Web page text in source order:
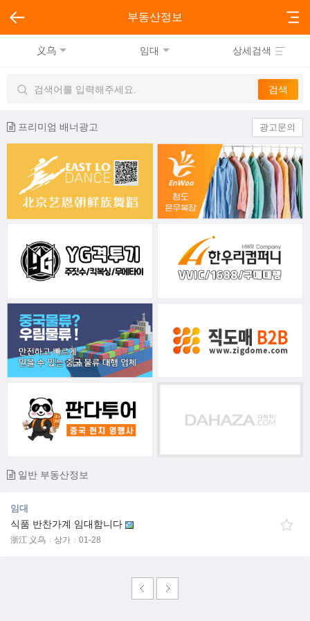
부동산정보
义乌 임대 상세검색
프리미엄 배너광고 광고문의
일반 부동산정보
임대
식품 반찬가계 임대함니다
浙江 义乌 상가 01-28